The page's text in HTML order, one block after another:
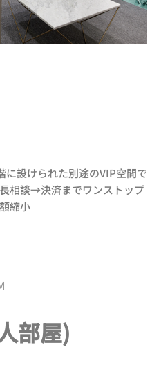
設けられた別途のVIP空間で
相談→決済までワンストップ
縮小
部屋)